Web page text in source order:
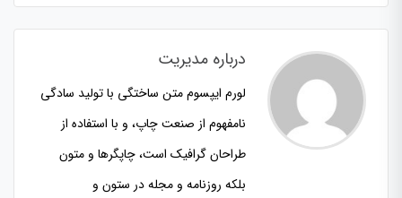
درباره مدیریت
لورم ایپسوم متن ساختگی با تولید سادگی
نامفهوم از صنعت چاپ، و با استفاده از
طراحان گرافیک است، چاپگرها و متون
بلکه روزنامه و مجله در ستون و